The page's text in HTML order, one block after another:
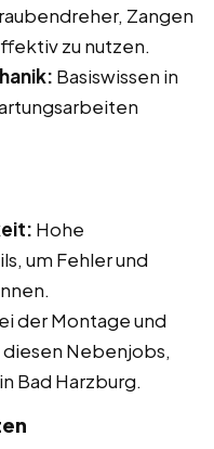
Zangen
zu nutzen.
Basiswissen in
Hohe
um Fehler und
der Montage und
Nebenjobs,
Bad Harzburg.